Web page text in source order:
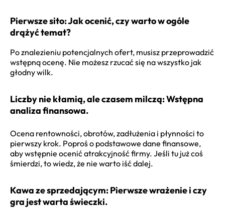
Pierwsze sito: Jak ocenić, czy warto w ogóle
drążyć temat?
Po znalezieniu potencjalnych ofert, musisz przeprowadzić
wstępną ocenę. Nie możesz rzucać się na wszystko jak
głodny wilk.
Liczby nie kłamią, ale czasem milczą: Wstępna
analiza finansowa.
Ocena rentowności, obrotów, zadłużenia i płynności to
pierwszy krok. Poproś o podstawowe dane finansowe,
aby wstępnie ocenić atrakcyjność firmy. Jeśli tu już coś
śmierdzi, to wiedz, że nie warto iść dalej.
Kawa ze sprzedającym: Pierwsze wrażenie i czy
gra jest warta świeczki.